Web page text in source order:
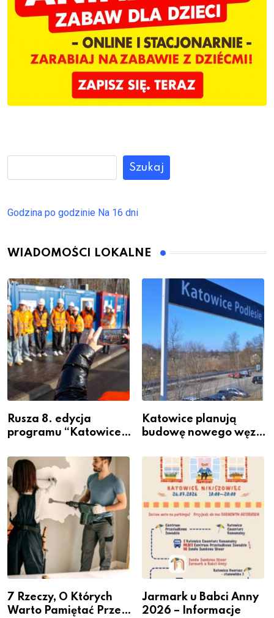
Szukaj
Godzina po godzinie Na 16 dni
WIADOMOŚCI LOKALNE
Rusza 8. edycja
programu “Katowice
– nabór dla
przedsiębiorców
Katowice planują
budowę nowego węzła
Podlesiu
7 Rzeczy, O Których
Warto Pamiętać Przed
Jarmark u Babci Anny
2026 – Informacje